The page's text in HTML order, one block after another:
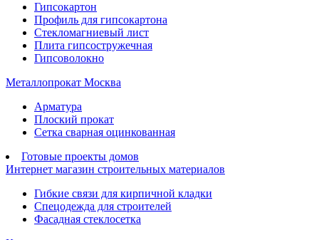
Гипсокартон
Профиль для гипсокартона
Стекломагниевый лист
Плита гипсостружечная
Гипсоволокно
Металлопрокат Москва
Арматура
Плоский прокат
Сетка сварная оцинкованная
Готовые проекты домов
Интернет магазин строительных материалов
Гибкие связи для кирпичной кладки
Спецодежда для строителей
Фасадная стеклосетка